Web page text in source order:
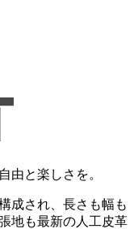
由と楽しさを。
成され、長さも幅も
地も最新の人工皮革